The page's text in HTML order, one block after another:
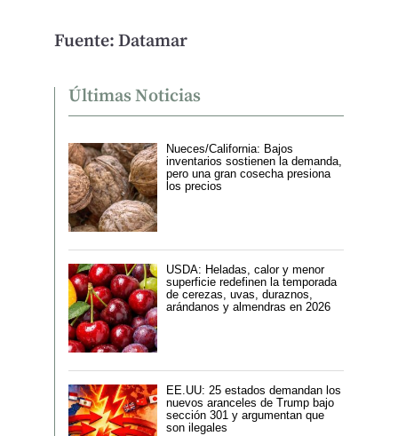
Fuente: Datamar
Últimas Noticias
Nueces/California: Bajos
inventarios sostienen la demanda,
pero una gran cosecha presiona
los precios
USDA: Heladas, calor y menor
superficie redefinen la temporada
de cerezas, uvas, duraznos,
arándanos y almendras en 2026
EE.UU: 25 estados demandan los
nuevos aranceles de Trump bajo
sección 301 y argumentan que
son ilegales